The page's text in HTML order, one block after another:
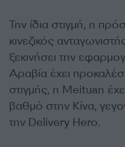
Την ίδια στιγμή, η
κινεζικός
ξεκινήσει την
Αραβία έχει
στιγμής, η Meituan
βαθμό στην Κίνα,
την Delivery Hero.